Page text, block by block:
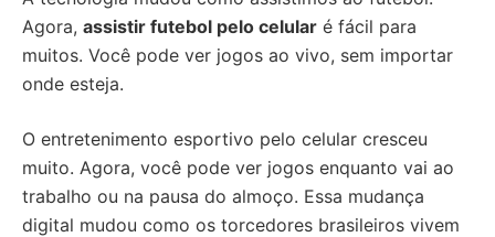
Agora, assistir futebol pelo celular é fácil para
muitos. Você pode ver jogos ao vivo, sem importar
onde esteja.
O entretenimento esportivo pelo celular cresceu
muito. Agora, você pode ver jogos enquanto vai ao
trabalho ou na pausa do almoço. Essa mudança
digital mudou como os torcedores brasileiros vivem